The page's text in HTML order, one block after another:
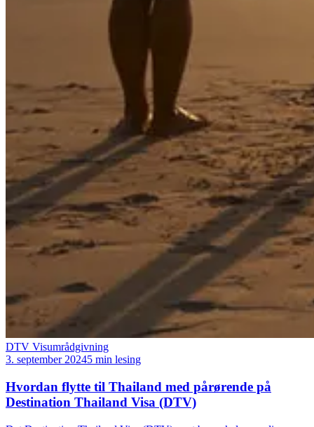
DTV Visumrådgivning
3. september 20245 min lesing
Hvordan flytte til Thailand med pårørende på
Destination Thailand Visa (DTV)